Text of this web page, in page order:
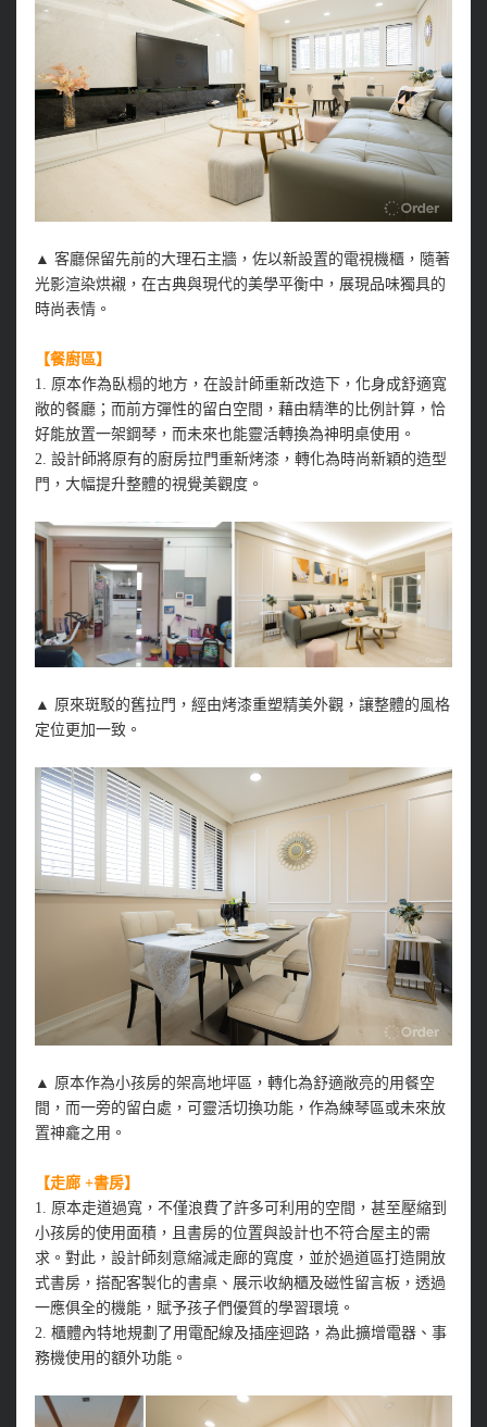
▲ 客廳保留先前的大理石主牆，佐以新設置的電視機櫃，隨著
光影渲染烘襯，在古典與現代的美學平衡中，展現品味獨具的
時尚表情。
【餐廚區】
1. 原本作為臥榻的地方，在設計師重新改造下，化身成舒適寬
敞的餐廳；而前方彈性的留白空間，藉由精準的比例計算，恰
好能放置一架鋼琴，而未來也能靈活轉換為神明桌使用。
2. 設計師將原有的廚房拉門重新烤漆，轉化為時尚新穎的造型
門，大幅提升整體的視覺美觀度。
▲ 原來斑駁的舊拉門，經由烤漆重塑精美外觀，讓整體的風格
定位更加一致。
▲ 原本作為小孩房的架高地坪區，轉化為舒適敞亮的用餐空
間，而一旁的留白處，可靈活切換功能，作為練琴區或未來放
置神龕之用。
【走廊 +書房】
1. 原本走道過寬，不僅浪費了許多可利用的空間，甚至壓縮到
小孩房的使用面積，且書房的位置與設計也不符合屋主的需
求。對此，設計師刻意縮減走廊的寬度，並於過道區打造開放
式書房，搭配客製化的書桌、展示收納櫃及磁性留言板，透過
一應俱全的機能，賦予孩子們優質的學習環境。
2. 櫃體內特地規劃了用電配線及插座迴路，為此擴增電器、事
務機使用的額外功能。